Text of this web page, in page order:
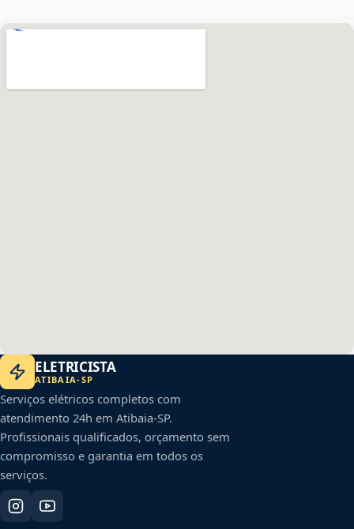
ELETRICISTA
ATIBAIA-SP
Serviços elétricos completos com
atendimento 24h em Atibaia-SP.
Profissionais qualificados, orçamento sem
compromisso e garantia em todos os
serviços.